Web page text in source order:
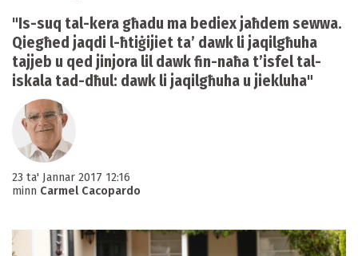
"Is-suq tal-kera għadu ma bediex jaħdem sewwa.
Qiegħed jaqdi l-ħtiġijiet ta’ dawk li jaqilgħuha
tajjeb u qed jinjora lil dawk fin-naħa t’isfel tal-
iskala tad-dħul: dawk li jaqilgħuha u jiekluha"
23 ta' Jannar 2017 12:16
minn Carmel Cacopardo